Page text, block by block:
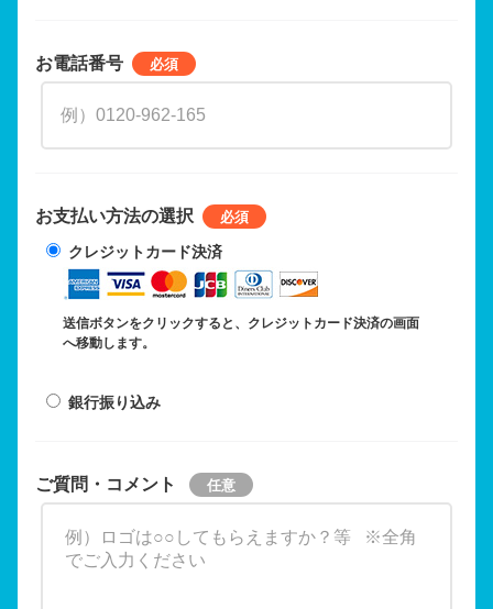
お電話番号
お支払い方法の選択
クレジットカード決済
送信ボタンをクリックすると、クレジットカード決済の画面
へ移動します。
銀行振り込み
ご質問・コメント